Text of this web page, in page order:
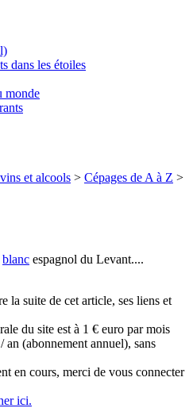
dans les étoiles
monde
et alcools > Cépages de A à Z >
blanc espagnol du Levant....
la suite de cet article, ses liens et
du site est à 1 € euro par mois
an (abonnement annuel), sans
en cours, merci de vous connecter
ici.